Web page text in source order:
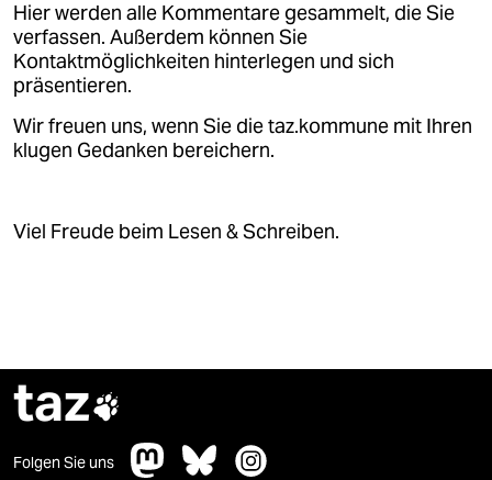
Hier werden alle Kommentare gesammelt, die Sie
verfassen. Außerdem können Sie
Kontaktmöglichkeiten hinterlegen und sich
präsentieren.
Wir freuen uns, wenn Sie die taz.kommune mit Ihren
klugen Gedanken bereichern.
Viel Freude beim Lesen & Schreiben.
taz
Folgen Sie uns